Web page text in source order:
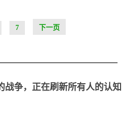
7 下一页
战争，正在刷新所有人的认知